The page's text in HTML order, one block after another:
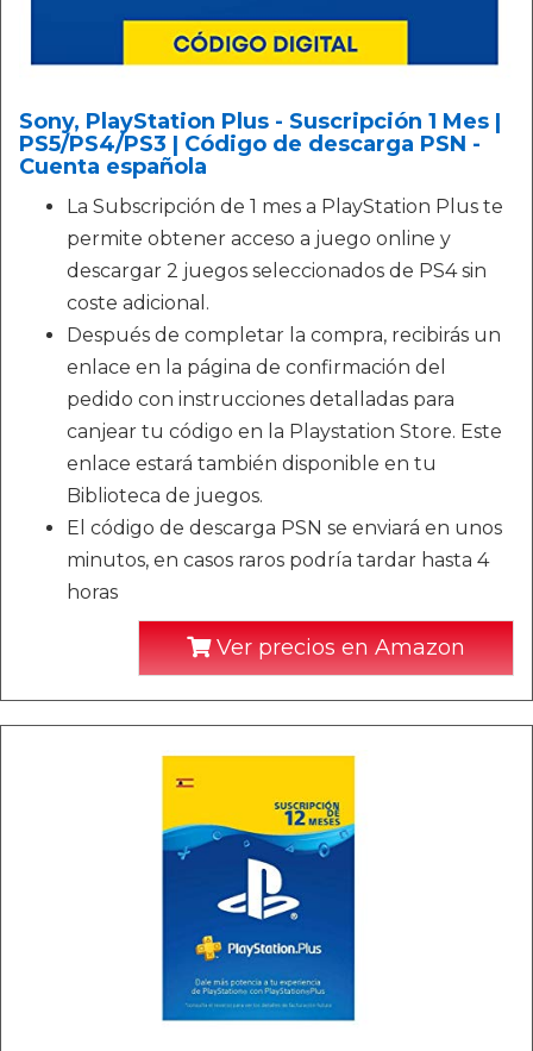
Sony, PlayStation Plus - Suscripción 1 Mes |
PS5/PS4/PS3 | Código de descarga PSN -
Cuenta española
La Subscripción de 1 mes a PlayStation Plus te
permite obtener acceso a juego online y
descargar 2 juegos seleccionados de PS4 sin
coste adicional.
Después de completar la compra, recibirás un
enlace en la página de confirmación del
pedido con instrucciones detalladas para
canjear tu código en la Playstation Store. Este
enlace estará también disponible en tu
Biblioteca de juegos.
El código de descarga PSN se enviará en unos
minutos, en casos raros podría tardar hasta 4
horas
Ver precios en Amazon